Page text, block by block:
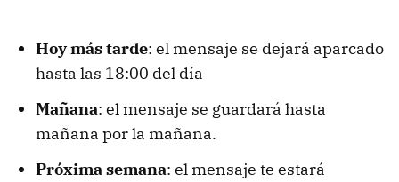
Hoy más tarde: el mensaje se dejará aparcado
hasta las 18:00 del día
Mañana: el mensaje se guardará hasta
mañana por la mañana.
Próxima semana: el mensaje te estará